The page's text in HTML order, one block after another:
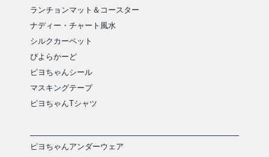
ランチョンマット＆コースター
ナディー・チャート風水
シルクカーペット
ぴよらかーど
ピヨちゃんシール
マスキングテープ
ピヨちゃんTシャツ
ピヨちゃんアンダーウェア